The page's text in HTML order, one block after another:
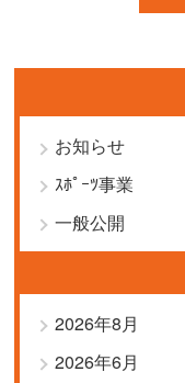
お知らせ
ｽﾎﾟｰﾂ事業
一般公開
2026年8月
2026年6月